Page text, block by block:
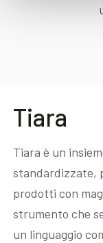
Tiara
Tiara è un
standardizzate,
prodotti con
strumento che
un linguaggio